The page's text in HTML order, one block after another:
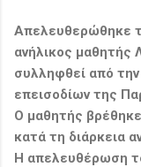
Απελευθερώθηκε
ανήλικος μαθητής
συλληφθεί από
επεισοδίων της
Ο μαθητής
κατά τη διάρκεια
Η απελευθέρωση